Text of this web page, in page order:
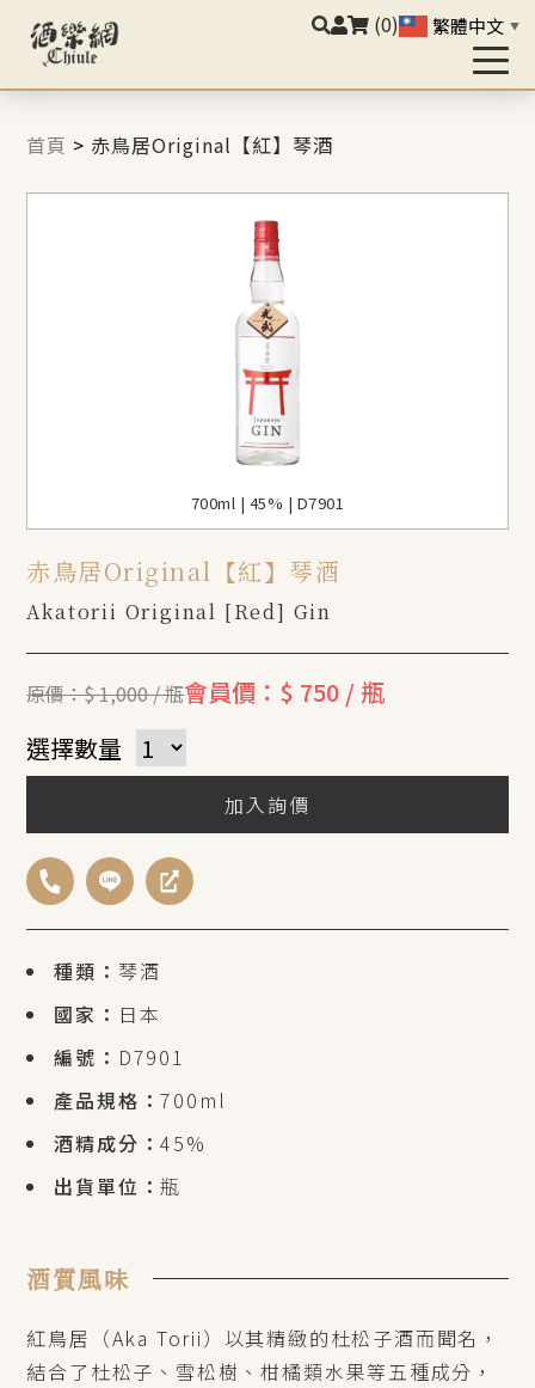
(0) 繁體中文 ▼
首頁 > 赤鳥居Original【紅】琴酒
700ml | 45% | D7901
赤鳥居Original【紅】琴酒
Akatorii Original [Red] Gin
種類： 琴酒
國家： 日本
編號： D7901
產品規格：700ml
酒精成分：45%
出貨單位：瓶
原價：$ 1,000 / 瓶會員價：$ 750 / 瓶
選擇數量
加入詢價
酒質風味
紅鳥居（Aka Torii）以其精緻的杜松子酒而聞名，
結合了杜松子、雪松樹、柑橘類水果等五種成分，